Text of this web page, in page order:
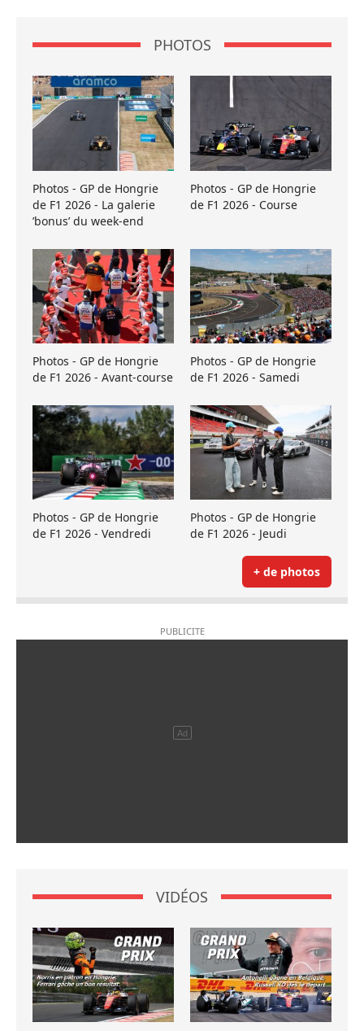
PHOTOS
Photos - GP de Hongrie
de F1 2026 - La galerie
’bonus’ du week-end
Photos - GP de Hongrie
de F1 2026 - Course
Photos - GP de Hongrie
de F1 2026 - Avant-course
Photos - GP de Hongrie
de F1 2026 - Samedi
Photos - GP de Hongrie
de F1 2026 - Vendredi
Photos - GP de Hongrie
de F1 2026 - Jeudi
+ de photos
VIDÉOS